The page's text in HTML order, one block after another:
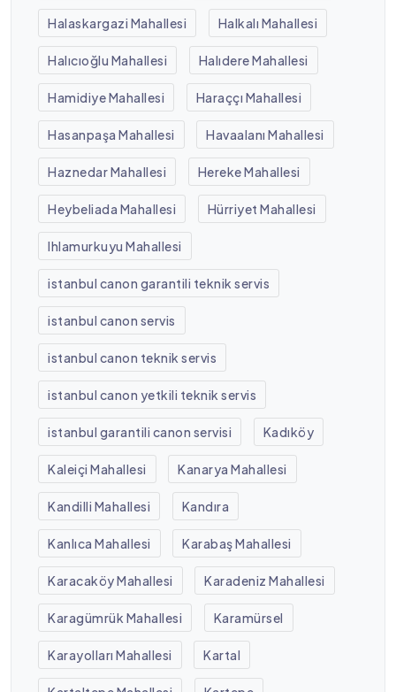
Halaskargazi Mahallesi Halkalı Mahallesi
Halıcıoğlu Mahallesi Halıdere Mahallesi
Hamidiye Mahallesi Haraççı Mahallesi
Hasanpaşa Mahallesi Havaalanı Mahallesi
Haznedar Mahallesi Hereke Mahallesi
Heybeliada Mahallesi Hürriyet Mahallesi
Ihlamurkuyu Mahallesi
istanbul canon garantili teknik servis
istanbul canon servis
istanbul canon teknik servis
istanbul canon yetkili teknik servis
istanbul garantili canon servisi Kadıköy
Kaleiçi Mahallesi Kanarya Mahallesi
Kandilli Mahallesi Kandıra
Kanlıca Mahallesi Karabaş Mahallesi
Karacaköy Mahallesi Karadeniz Mahallesi
Karagümrük Mahallesi Karamürsel
Karayolları Mahallesi Kartal